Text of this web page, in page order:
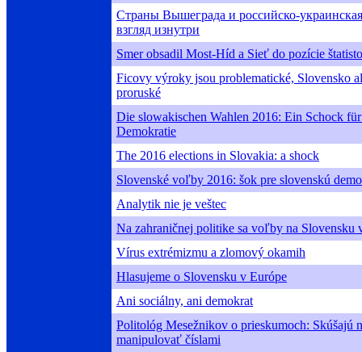
Страны Вышеграда и российско-
взгляд изнутри
Smer obsadil Most-Híd a Sieť do pozície
Ficovy výroky jsou problematické, Slovensko
proruské
Die slowakischen Wahlen 2016: Ein Schock
Demokratie
The 2016 elections in Slovakia: a shock
Slovenské voľby 2016: šok pre slovenskú
Analytik nie je veštec
Na zahraničnej politike sa voľby na Slovensku
Vírus extrémizmu a zlomový okamih
Hlasujeme o Slovensku v Európe
Ani sociálny, ani demokrat
Politológ Mesežnikov o prieskumoch: Skúšajú
manipulovať číslami